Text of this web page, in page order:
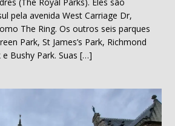
pela avenida West Carriage Dr,
The Ring. Os outros seis parques
Park, St James’s Park, Richmond
Bushy Park. Suas […]